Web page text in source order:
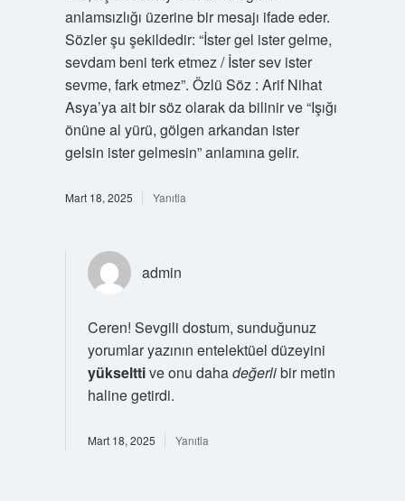
anlamsızlığı üzerine bir mesajı ifade eder.
Sözler şu şekildedir: “İster gel ister gelme,
sevdam beni terk etmez / İster sev ister
sevme, fark etmez”. Özlü Söz : Arif Nihat
Asya’ya ait bir söz olarak da bilinir ve “Işığı
önüne al yürü, gölgen arkandan ister
gelsin ister gelmesin” anlamına gelir.
Mart 18, 2025 Yanıtla
admin
Ceren! Sevgili dostum, sunduğunuz
yorumlar yazının entelektüel düzeyini
yükselttive onu dahadeğerlibir metin
haline getirdi.
Mart 18, 2025 Yanıtla